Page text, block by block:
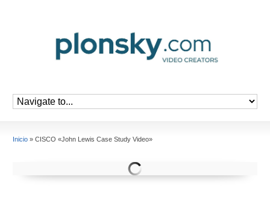
Inicio » CISCO «John Lewis Case Study Video»